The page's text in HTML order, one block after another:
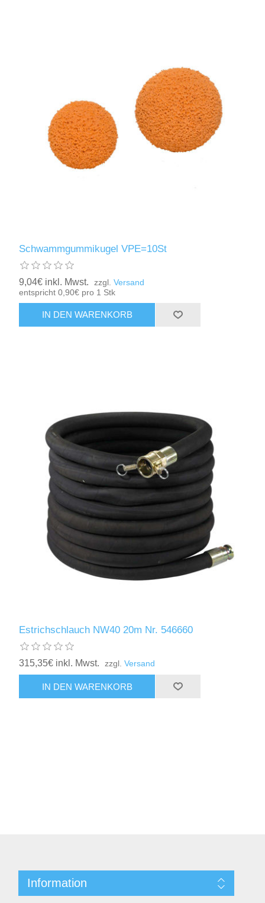
Schwammgummikugel VPE=10St
9,04€ inkl. Mwst. zzgl.Versand
entspricht 0,90€ pro 1 Stk
Estrichschlauch NW40 20m Nr. 546660
315,35€ inkl. Mwst. zzgl.Versand
Information